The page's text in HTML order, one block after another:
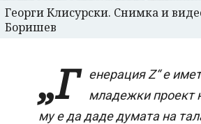
Георги Клисурски. Снимка и
Боришев
„Г
енерация Z“ е
младежки проект
му е да даде думата на